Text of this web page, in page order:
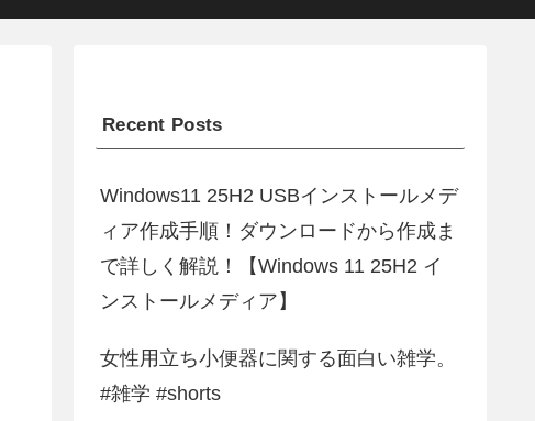
Recent Posts
Windows11 25H2 USBインストールメデ
ィア作成手順！ダウンロードから作成ま
で詳しく解説！【Windows 11 25H2 イ
ンストールメディア】
女性用立ち小便器に関する面白い雑学。
#雑学 #shorts